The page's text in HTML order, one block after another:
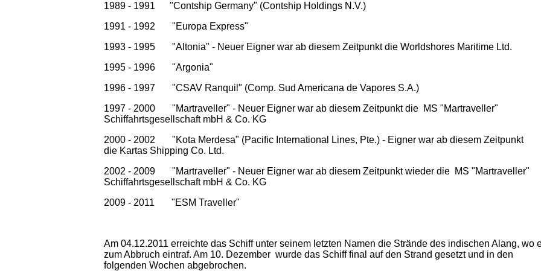
1989 - 1991 "Contship Germany" (Contship Holdings N.V.)
1991 - 1992 "Europa Express"
1993 - 1995 "Altonia" - Neuer Eigner war ab diesem Zeitpunkt die Worldshores Maritime Ltd.
1995 - 1996 "Argonia"
1996 - 1997 "CSAV Ranquil" (Comp. Sud Americana de Vapores S.A.)
1997 - 2000 "Martraveller" - Neuer Eigner war ab diesem Zeitpunkt die MS "Martraveller"
Schiffahrtsgesellschaft mbH & Co. KG
2000 - 2002 "Kota Merdesa" (Pacific International Lines, Pte.) - Eigner war ab diesem Zeitpunkt
die Kartas Shipping Co. Ltd.
2002 - 2009 "Martraveller" - Neuer Eigner war ab diesem Zeitpunkt wieder die MS "Martraveller"
Schiffahrtsgesellschaft mbH & Co. KG
2009 - 2011 "ESM Traveller"
Am 04.12.2011 erreichte das Schiff unter seinem letzten Namen die Strände des indischen Alang, wo
zum Abbruch eintraf. Am 10. Dezember wurde das Schiff final auf den Strand gesetzt und in den
folgenden Wochen abgebrochen.